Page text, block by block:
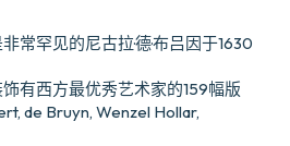
常罕见的尼古拉·德·布吕因于1630
有西方最优秀艺术家的159幅版
de Bruyn, Wenzel Hollar,